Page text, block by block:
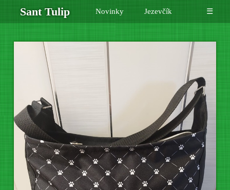
Sant Tulip Novinky Jezevčík ☰